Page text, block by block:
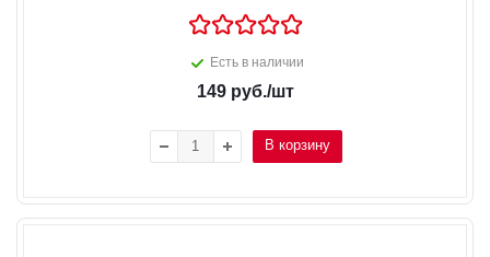
Есть в наличии
149 руб./шт
В корзину